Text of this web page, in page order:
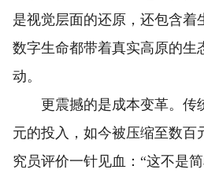
是视觉层面的还原，还包含着
数字生命都带着真实高原的生
动。
更震撼的是成本变革。传
元的投入，如今被压缩至数百
究员评价一针见血：“这不是